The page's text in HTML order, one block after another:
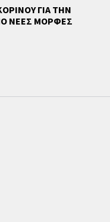
ΓΙΑ ΤΗΝ
ΝΕΕΣ ΜΟΡΦΕΣ